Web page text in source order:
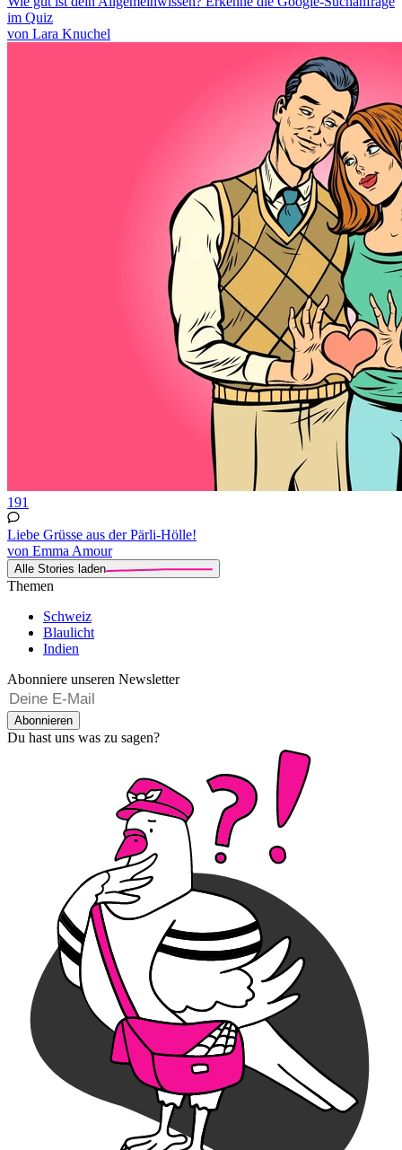
im Quiz
von Lara Knuchel
191
Liebe Grüsse aus der Pärli-Hölle!
von Emma Amour
Alle Stories laden
Themen
Schweiz
Blaulicht
Indien
Abonniere unseren Newsletter
Abonnieren
Du hast uns was zu sagen?